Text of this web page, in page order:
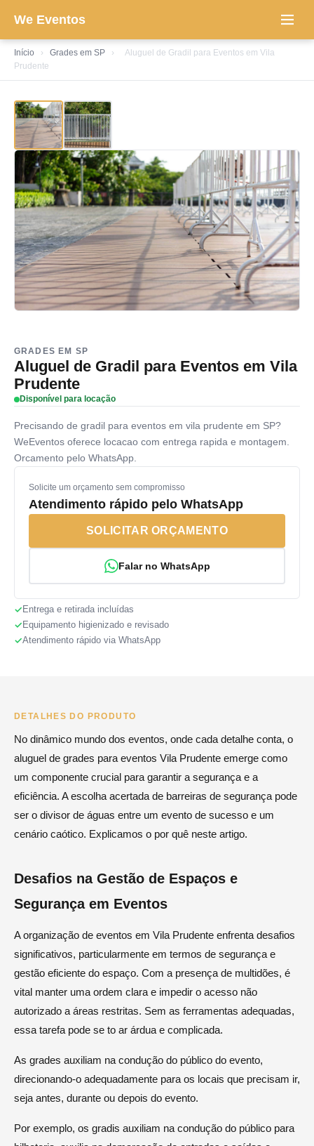
We Eventos
Início › Grades em SP ›
Aluguel de Gradil para Eventos em Vila
Prudente
GRADES EM SP
Aluguel de Gradil para Eventos em Vila
Prudente
Disponível para locação
Precisando de gradil para eventos em vila prudente em SP?
WeEventos oferece locacao com entrega rapida e montagem.
Orcamento pelo WhatsApp.
Solicite um orçamento sem compromisso
Atendimento rápido pelo WhatsApp
SOLICITAR ORÇAMENTO
Falar no WhatsApp
Entrega e retirada incluídas
Equipamento higienizado e revisado
Atendimento rápido via WhatsApp
DETALHES DO PRODUTO
No dinâmico mundo dos eventos, onde cada detalhe conta, o
aluguel de grades para eventos Vila Prudente emerge como
um componente crucial para garantir a segurança e a
eficiência. A escolha acertada de barreiras de segurança pode
ser o divisor de águas entre um evento de sucesso e um
cenário caótico. Explicamos o por quê neste artigo.
Desafios na Gestão de Espaços e
Segurança em Eventos
A organização de eventos em Vila Prudente enfrenta desafios
significativos, particularmente em termos de segurança e
gestão eficiente do espaço. Com a presença de multidões, é
vital manter uma ordem clara e impedir o acesso não
autorizado a áreas restritas. Sem as ferramentas adequadas,
essa tarefa pode se to ar árdua e complicada.
As grades auxiliam na condução do público do evento,
direcionando-o adequadamente para os locais que precisam ir,
seja antes, durante ou depois do evento.
Por exemplo, os gradis auxiliam na condução do público para